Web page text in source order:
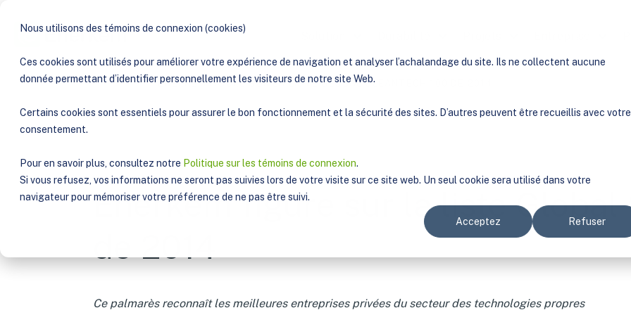
Nous utilisons des témoins de connexion (cookies)
Ces cookies sont utilisés pour améliorer votre expérience de navigation et analyser l’achalandage du site. Ils ne collectent aucune
donnée permettant d’identifier personnellement les visiteurs de notre site Web.
Certains cookies sont essentiels pour assurer le bon fonctionnement et la sécurité des sites. D’autres peuvent être recueillis avec votre
consentement.
Pour en savoir plus, consultez notre Politique sur les témoins de connexion.
Si vous refusez, vos informations ne seront pas suivies lors de votre visite sur ce site web. Un seul cookie sera utilisé dans votre
navigateur pour mémoriser votre préférence de ne pas être suivi.
Acceptez Refuser
Afficher le sous-menu
PUBLICATIONS ENERKEM FIGURE SUR LA LISTE GLOBAL CLEANTECH 100 DE 2014
Enerkem figure sur la liste Global
de 2014
Ce palmarès reconnaît les meilleures entreprises privées du secteur des technologies propres